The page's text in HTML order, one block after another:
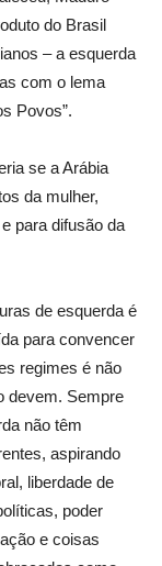
do Brasil
– a esquerda
com o lema
Povos”.
se a Arábia
da mulher,
para difusão da
de esquerda é
para convencer
regimes é não
devem. Sempre
não têm
aspirando
liberdade de
poder
e coisas